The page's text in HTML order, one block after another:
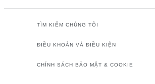
TÌM KIẾM CHÚNG TÔI
ĐIỀU KHOẢN VÀ ĐIỀU KIỆN
CHÍNH SÁCH BẢO MẬT & COOKIE